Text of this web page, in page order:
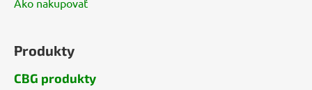
Produkty
CBG produkty